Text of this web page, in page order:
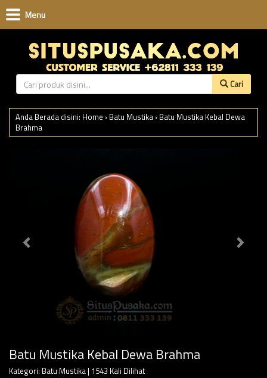
Cari
Menu
Anda Berada disini: Home › Batu Mustika › Batu Mustika Kebal Dewa
Brahma
Batu Mustika Kebal Dewa Brahma
Kategori: Batu Mustika | 1543 Kali Dilihat